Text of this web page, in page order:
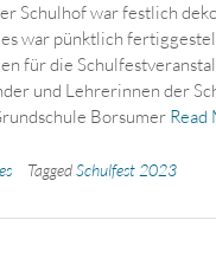
Schulhof war festlich
war pünktlich
für die
und Lehrerinnen der
Borsumer Read
TaggedSchulfest 2023